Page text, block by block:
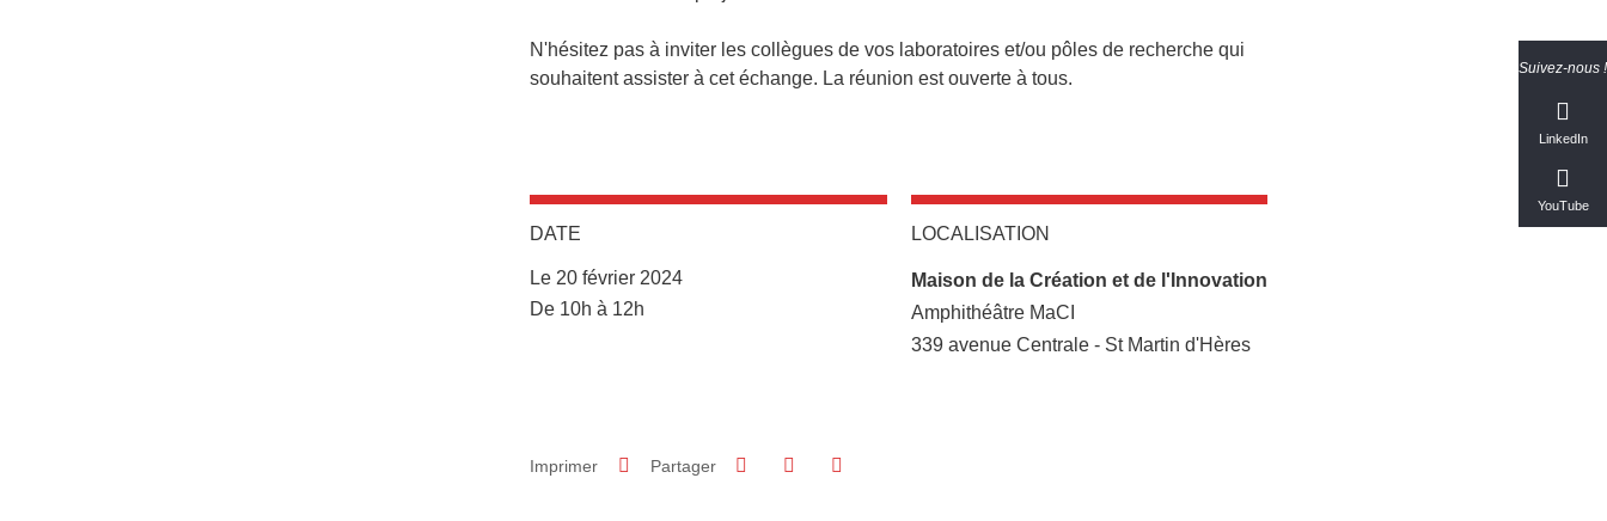
Suivez-nous !
LinkedIn
YouTube
N'hésitez pas à inviter les collègues de vos laboratoires et/ou pôles de recherche qui
souhaitent assister à cet échange. La réunion est ouverte à tous.
DATE
Le 20 février 2024
Complément date
De 10h à 12h
LOCALISATION
Complément lieu
Maison de la Création et de l'Innovation
Amphithéâtre MaCI
339 avenue Centrale - St Martin d'Hères
Imprimer Partager Partager sur Facebook
Partager sur LinkedIn